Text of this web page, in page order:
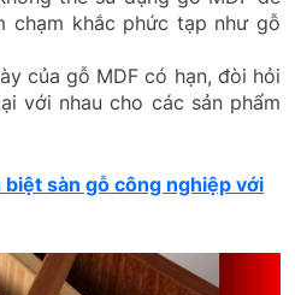
chạm khắc phức tạp như gỗ
của gỗ MDF có hạn, đòi hỏi
với nhau cho các sản phẩm
biệt sàn gỗ công nghiệp với